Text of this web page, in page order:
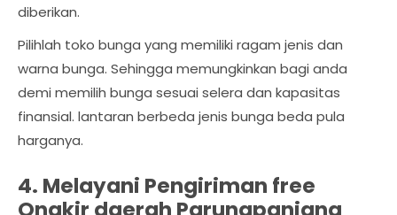
diberikan.
Pilihlah toko bunga yang memiliki ragam jenis dan
warna bunga. Sehingga memungkinkan bagi anda
demi memilih bunga sesuai selera dan kapasitas
finansial. lantaran berbeda jenis bunga beda pula
harganya.
4. Melayani Pengiriman free